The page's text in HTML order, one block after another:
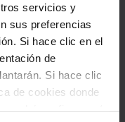
servicios y
sus preferencias
Si hace clic en el
de
Si hace clic
de cookies donde
de
de
el